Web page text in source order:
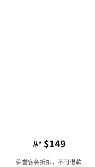
从* $149
荣誉客会折扣，不可退款